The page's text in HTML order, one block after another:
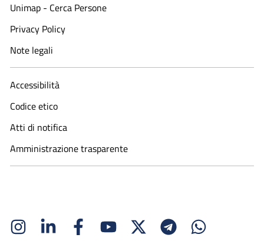
Unimap - Cerca Persone
Privacy Policy
Note legali
Accessibilità
Codice etico
Atti di notifica
Amministrazione trasparente